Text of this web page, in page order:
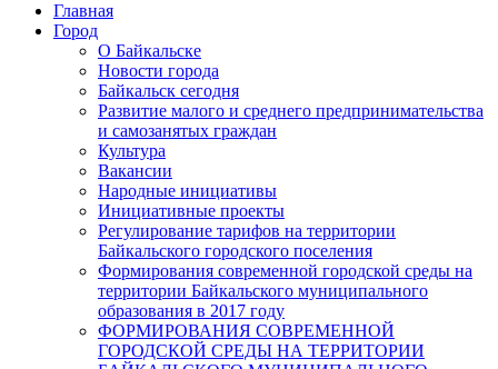
Главная
Город
О Байкальске
Новости города
Байкальск сегодня
Развитие малого и среднего предпринимательства
и самозанятых граждан
Культура
Вакансии
Народные инициативы
Инициативные проекты
Регулирование тарифов на территории
Байкальского городского поселения
Формирования современной городской среды на
территории Байкальского муниципального
образования в 2017 году
ФОРМИРОВАНИЯ СОВРЕМЕННОЙ
ГОРОДСКОЙ СРЕДЫ НА ТЕРРИТОРИИ